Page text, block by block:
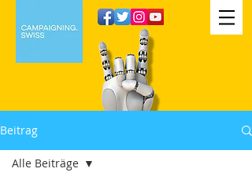
Beitrag
Alle Beiträge